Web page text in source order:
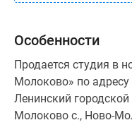
Особенности
Продается студия в
Молоково» по
Ленинский
Молоково с., Ново-